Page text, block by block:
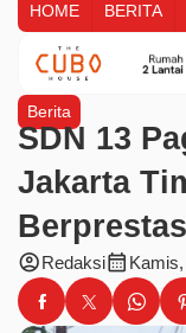
HOME BERITA
Berita
SDN 13
Jakarta
account_circleRedaksicalendar_month